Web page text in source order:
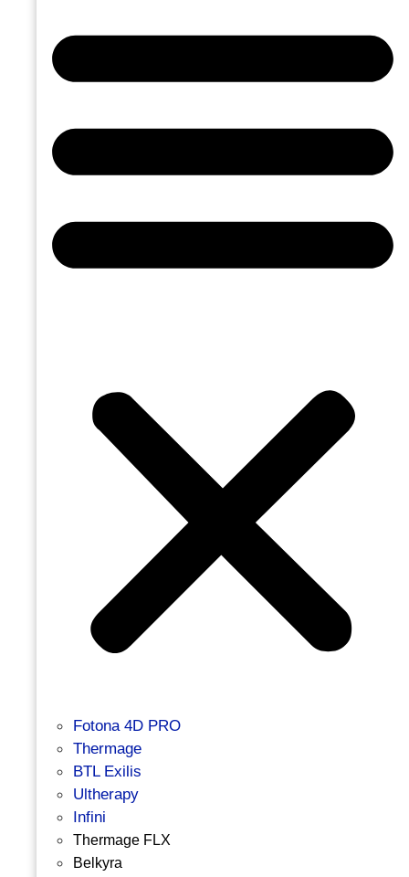
Fotona 4D PRO
Thermage
BTL Exilis
Ultherapy
Infini
Thermage FLX
Belkyra